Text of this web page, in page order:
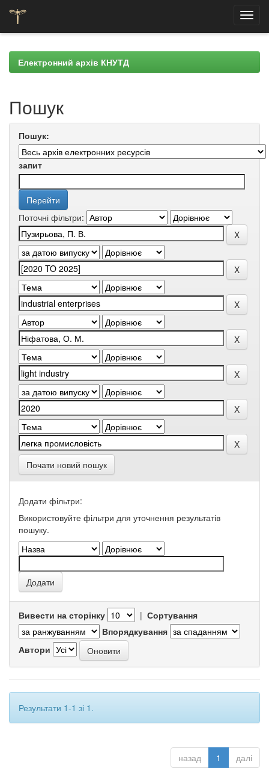
navigationЕлектронний архів КНУТД
Пошук
Пошук:
запит
Поточні фільтри:
Почати новий пошук
Додати фільтри:
Використовуйте фільтри для уточнення результатів
пошуку.
Вивести на сторінку | Сортування
Впорядкування
Автори
Результати 1-1 зі 1.
назад 1 далі